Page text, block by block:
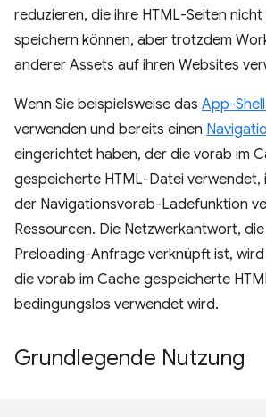
reduzieren, die ihre HTML-Seiten
speichern können, aber trotzdem
anderer Assets auf ihren Websites
Wenn Sie beispielsweise das App-
verwenden und bereits einen
eingerichtet haben, der die vorab im
gespeicherte HTML-Datei verwendet,
der Navigationsvorab-Ladefunktion
Ressourcen. Die Netzwerkantwort,
Preloading-Anfrage verknüpft ist,
die vorab im Cache gespeicherte
bedingungslos verwendet wird.
Grundlegende Nutzung